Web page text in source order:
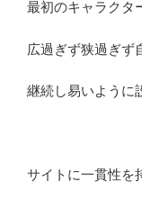
最初のキャラクタ
広過ぎず狭過ぎず
継続し易いように
サイトに一貫性を